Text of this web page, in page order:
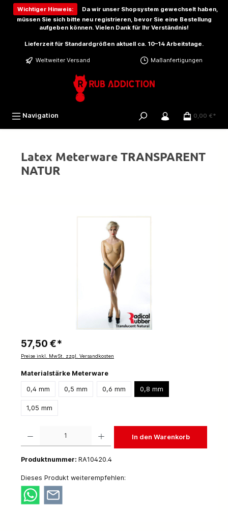
springen
Wichtiger Hinweis:
Da wir unser Shopsystem gewechselt haben,
müssen Sie sich bitte neu registrieren, bevor Sie eine Bestellung
aufgeben können. Vielen Dank für Ihr Verständnis!
Lieferzeit für Standardgrößen aktuell ca. 10–14 Arbeitstage.
Weltweiter Versand Maßanfertigungen
Navigation 0,00 €*
Latex Meterware TRANSPARENT
NATUR
57,50 €*
Preise inkl. MwSt. zzgl. Versandkosten
Materialstärke Meterware
0,4 mm 0,5 mm 0,6 mm 0,8 mm
1,05 mm
In den Warenkorb
Produktnummer: RA10420.4
Dieses Produkt weiterempfehlen: